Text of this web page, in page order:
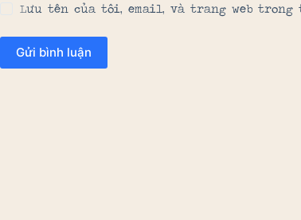
Lưu tên của tôi, email, và trang web
Gửi bình luận